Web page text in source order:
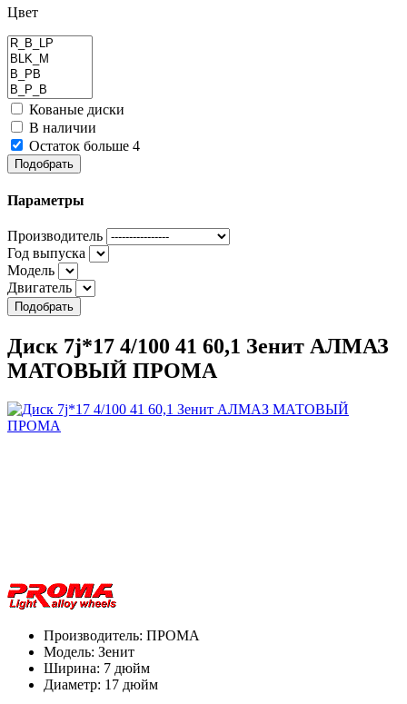
Цвет
Кованые диски
В наличии
Остаток больше 4
Подобрать
Параметры
Производитель
Год выпуска
Модель
Двигатель
Подобрать
Диск 7j*17 4/100 41 60,1 Зенит АЛМАЗ
МАТОВЫЙ ПРОМА
Производитель: ПРОМА
Модель: Зенит
Ширина: 7 дюйм
Диаметр: 17 дюйм